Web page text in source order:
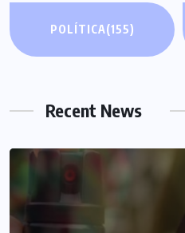
POLÍTICA(155)
Recent News